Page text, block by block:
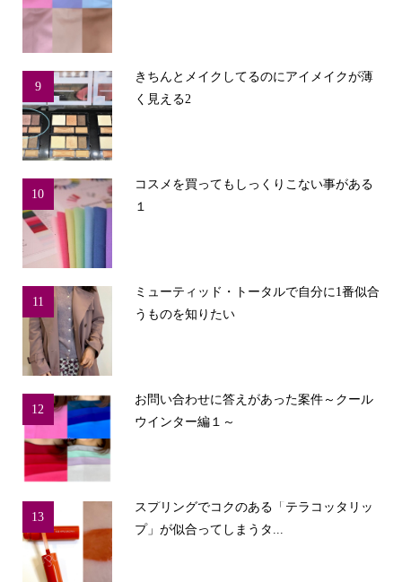
9
きちんとメイクしてるのにアイメイクが薄
く見える2
10
コスメを買ってもしっくりこない事がある
１
11
ミューティッド・トータルで自分に1番似合
うものを知りたい
12
お問い合わせに答えがあった案件～クール
ウインター編１～
13
スプリングでコクのある「テラコッタリッ
プ」が似合ってしまうタ...